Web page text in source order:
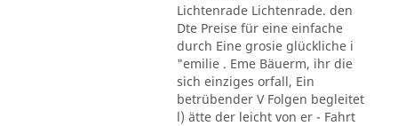
Lichtenrade Lichtenrade. den
Dte Preise für eine einfache
durch Eine grosie glückliche i
"emilie . Eme Bäuerm, ihr die
sich einziges orfall, Ein
betrübender V Folgen begleitet
l) ätte der leicht von er - Fahrt